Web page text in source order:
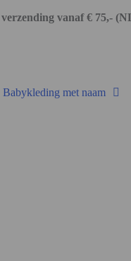
vanaf € 75,-
Babykleding met naam